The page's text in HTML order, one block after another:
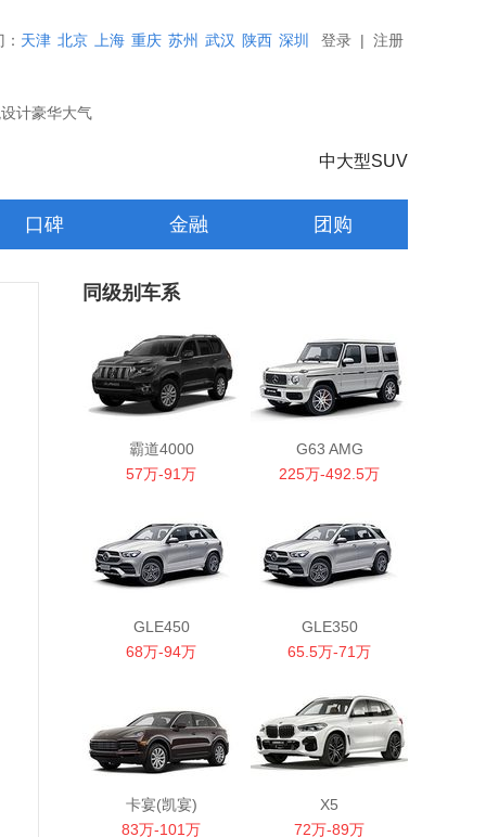
天津 北京 上海 重庆 苏州 武汉 陕西 深圳 登录 | 注册
计豪华大气
中大型SUV
口碑 金融 团购
同级别车系
霸道4000
57万-91万
G63 AMG
225万-492.5万
GLE450
68万-94万
GLE350
65.5万-71万
卡宴(凯宴)
83万-101万
X5
72万-89万